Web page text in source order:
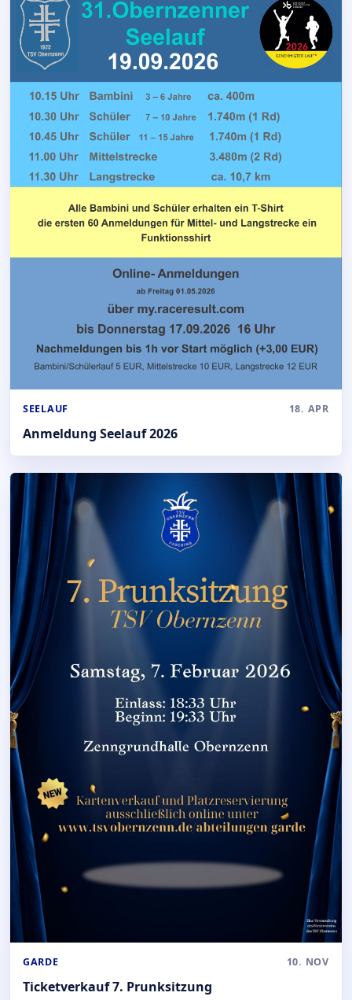
SEELAUF 18. APR
Anmeldung Seelauf 2026
GARDE 10. NOV
Ticketverkauf 7. Prunksitzung